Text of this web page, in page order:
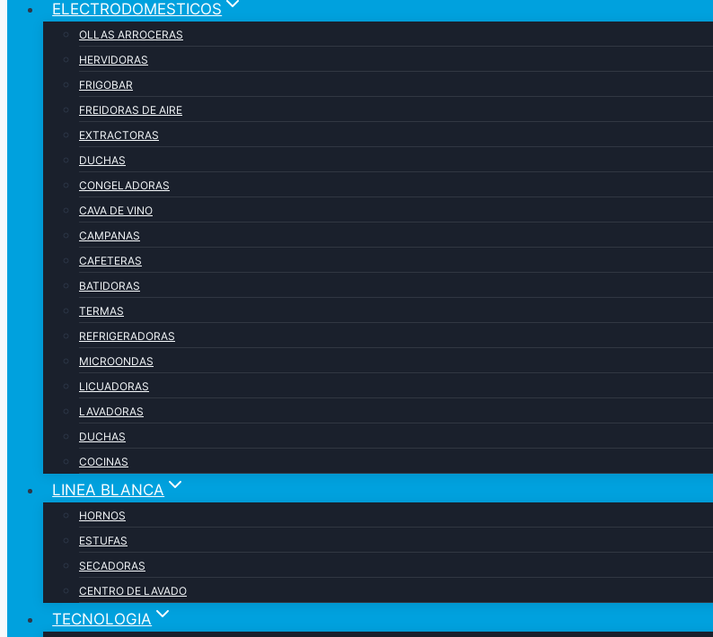
ELECTRODOMESTICOS
OLLAS ARROCERAS
HERVIDORAS
FRIGOBAR
FREIDORAS DE AIRE
EXTRACTORAS
DUCHAS
CONGELADORAS
CAVA DE VINO
CAMPANAS
CAFETERAS
BATIDORAS
TERMAS
REFRIGERADORAS
MICROONDAS
LICUADORAS
LAVADORAS
DUCHAS
COCINAS
LINEA BLANCA
HORNOS
ESTUFAS
SECADORAS
CENTRO DE LAVADO
TECNOLOGIA